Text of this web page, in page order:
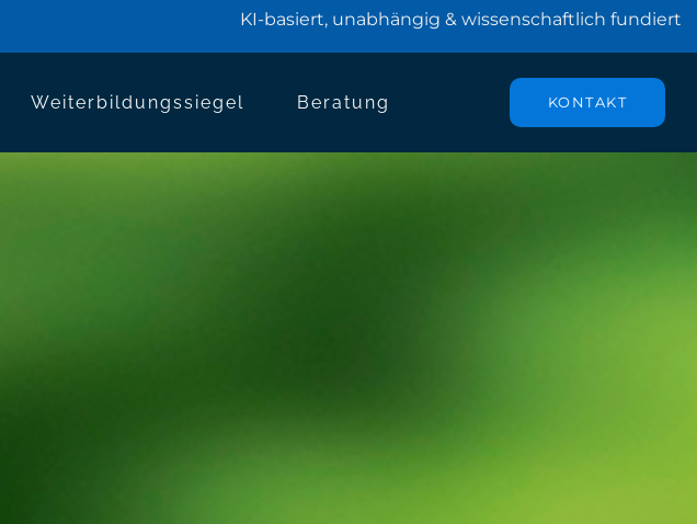
KI-basiert, unabhängig & wissenschaftlich fundiert
Weiterbildungssiegel Beratung KONTAKT